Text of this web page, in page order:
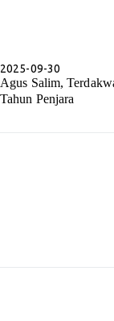
2025-09-30
Agus Salim,
Tahun Penjara